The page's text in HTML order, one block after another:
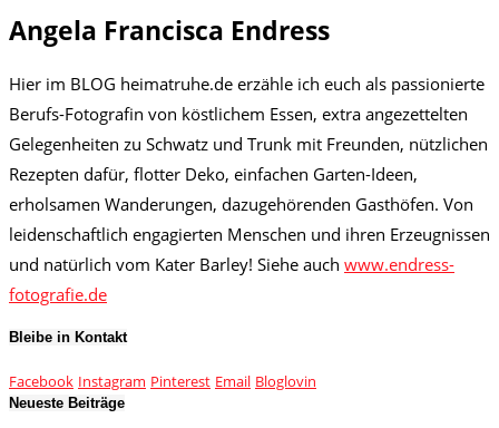
Angela Francisca Endress
Hier im BLOG heimatruhe.de erzähle ich euch als passionierte
Berufs-Fotografin von köstlichem Essen, extra angezettelten
Gelegenheiten zu Schwatz und Trunk mit Freunden, nützlichen
Rezepten dafür, flotter Deko, einfachen Garten-Ideen,
erholsamen Wanderungen, dazugehörenden Gasthöfen. Von
leidenschaftlich engagierten Menschen und ihren Erzeugnissen
und natürlich vom Kater Barley! Siehe auch www.endress-
fotografie.de
Bleibe in Kontakt
Facebook Instagram Pinterest Email Bloglovin
Neueste Beiträge